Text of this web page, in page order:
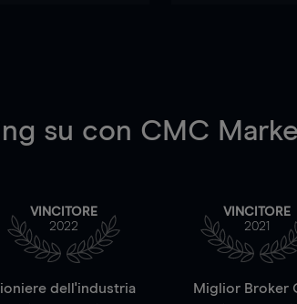
su con CMC
VINCITORE
2022
dell'industria
VINCITORE
2021
Miglior Broker